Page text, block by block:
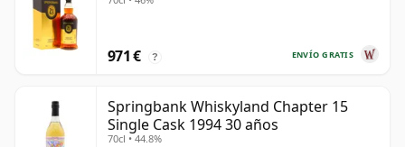
ENVÍO GRATIS
971 € ?
Springbank Whiskyland Chapter 15
Single Cask 1994 30 años
70cl • 44.8%